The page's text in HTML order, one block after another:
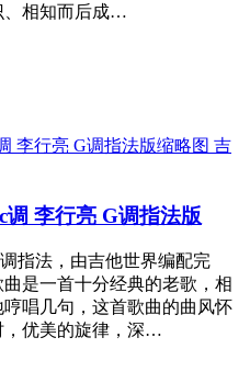
、相知而后成…
吉
李行亮 G调指法版
指法，由吉他世界编配完
是一首十分经典的老歌，相
唱几句，这首歌曲的曲风怀
，优美的旋律，深…